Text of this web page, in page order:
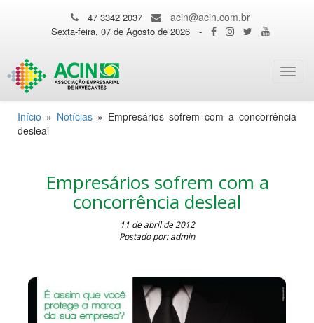
47 3342 2037 acin@acin.com.br
Sexta-feira, 07 de Agosto de 2026 -
Início » Notícias » Empresários sofrem com a concorrência
desleal
Empresários sofrem com a
concorrência desleal
11 de abril de 2012
Postado por: admin